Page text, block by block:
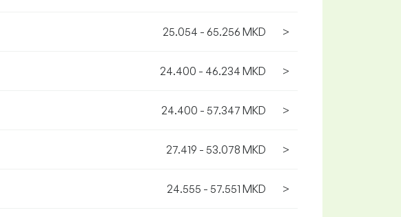
25.054 - 65.256 MKD >
24.400 - 46.234 MKD >
24.400 - 57.347 MKD >
27.419 - 53.078 MKD >
24.555 - 57.551 MKD >